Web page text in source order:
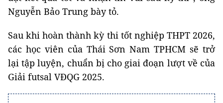
Nguyễn Bảo Trung bày tỏ.
Sau khi hoàn thành kỳ thi tốt nghiệp THPT 2026,
các học viên của Thái Sơn Nam TPHCM sẽ trở
lại tập luyện, chuẩn bị cho giai đoạn lượt về của
Giải futsal VĐQG 2025.